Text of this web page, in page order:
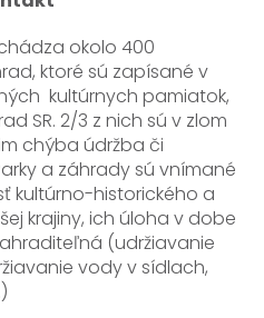
okolo 400
ktoré sú zapísané v
kultúrnych pamiatok,
SR. 2/3 z nich sú v zlom
chýba údržba či
a záhrady sú vnímané
kultúrno-historického a
krajiny, ich úloha v dobe
(udržiavanie
vody v sídlach,